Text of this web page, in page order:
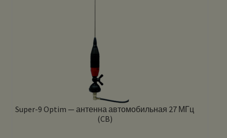
Super-9 Optim — антенна автомобильная 27 МГц
(CB)